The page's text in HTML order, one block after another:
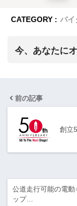
CATEGORY : バイ
今、あなたに
前の記事
創立
公道走行可能の電
ップ…